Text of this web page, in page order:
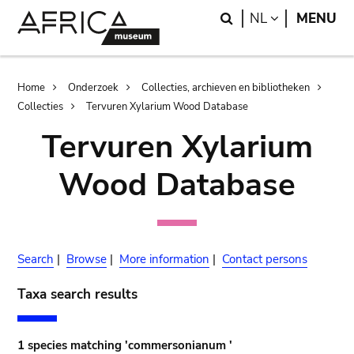
Search
NL LANGUAGE
MENU
Breadcrumb
Home Onderzoek
Collecties, archieven en bibliotheken
Collecties
Tervuren Xylarium Wood Database
Tervuren Xylarium
Wood Database
Search | Browse | More information | Contact persons
Taxa search results
1 species matching 'commersonianum '